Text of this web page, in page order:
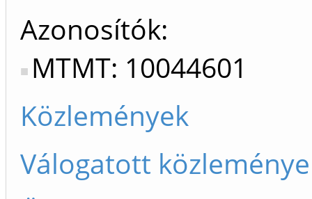
Azonosítók
MTMT: 10044601
Közlemények
Válogatott